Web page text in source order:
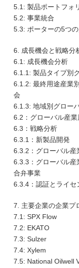
5.1: 製品ポートフォ
5.2: 事業統合
5.3: ポーターの5つ
6. 成長機会と戦略分
6.1: 成長機会分析
6.1.1: 製品タイプ別
6.1.2: 最終用途産業
会
6.1.3: 地域別グロー
6.2：グローバル産
6.3：戦略分析
6.3.1：新製品開発
6.3.2：グローバル産
6.3.3：グローバル産
合弁事業
6.3.4：認証とライセ
7. 主要企業の企業プ
7.1: SPX Flow
7.2: EKATO
7.3: Sulzer
7.4: Xylem
7.5: National Oilwell